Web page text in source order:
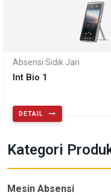
Absensi Sidik Jari
Int Bio 1
DETAIL
Kategori
Mesin Absensi